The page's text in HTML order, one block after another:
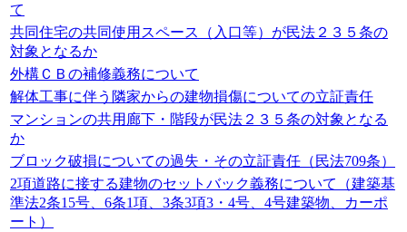
て
共同住宅の共同使用スペース（入口等）が民法２３５条の
対象となるか
外構ＣＢの補修義務について
解体工事に伴う隣家からの建物損傷についての立証責任
マンションの共用廊下・階段が民法２３５条の対象となる
か
ブロック破損についての過失・その立証責任（民法709条）
2項道路に接する建物のセットバック義務について（建築基
準法2条15号、6条1項、3条3項3・4号、4号建築物、カーポ
ート）